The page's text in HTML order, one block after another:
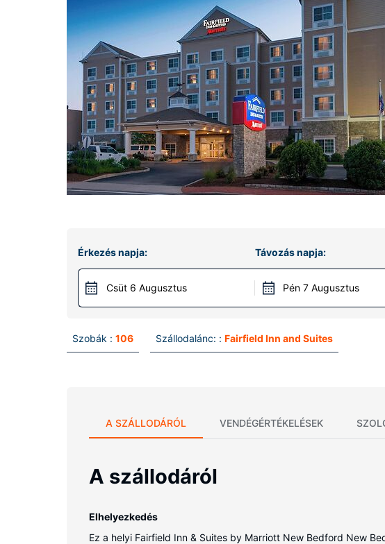
Érkezés napja:
Csüt 6 Augusztus
Távozás napja:
Pén 7 Augusztus
Szobák : 106 Szállodalánc: : Fairfield Inn and Suites
A SZÁLLODÁRÓL VENDÉGÉRTÉKELÉSEK
A szállodáról
Elhelyezkedés
Ez a helyi Fairfield Inn & Suites by Marriott New Bedford New